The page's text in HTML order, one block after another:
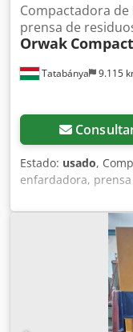
Tatabánya 9.115
Compactadora
prensa de
Orwak
Estado: usado,
enfardadora,
Orwak Compactor
ORWAK (Sävsjö,
105441 N.º de
865 x 680 x 2050
prensado: 4 t -
V -Frecuencia: 50